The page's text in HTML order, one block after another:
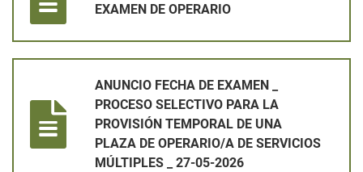
EXAMEN DE OPERARIO
ANUNCIO FECHA DE EXAMEN _
PROCESO SELECTIVO PARA LA
PROVISIÓN TEMPORAL DE UNA
PLAZA DE OPERARIO/A DE SERVICIOS
MÚLTIPLES _ 27-05-2026